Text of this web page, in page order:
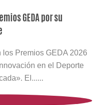
GEDA por su
Premios GEDA 2026
en el Deporte
El......